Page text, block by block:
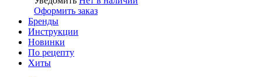
Оформить заказ
Бренды
Инструкции
Новинки
По рецепту
Хиты